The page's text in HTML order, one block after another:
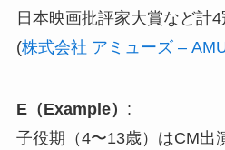
日本映画批評家大賞など計4
(株式会社 アミューズ –
E（Example） :
子役期（4〜13歳）はCM出